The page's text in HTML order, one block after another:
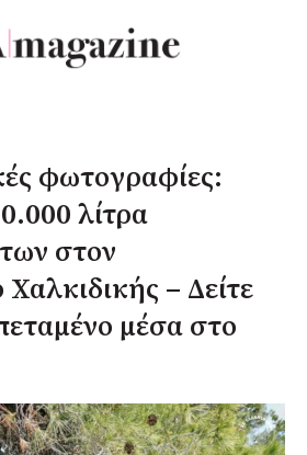
φωτογραφίες:
λίτρα
στον
– Δείτε
μέσα στο